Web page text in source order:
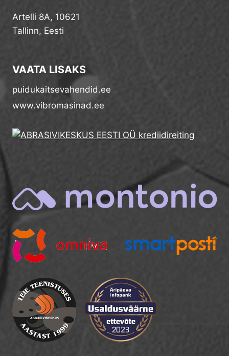
Artelli 8A, 10621
Tallinn, Eesti
VAATA LISAKS
puidukaitsevahendid.ee
www.vibromasinad.ee